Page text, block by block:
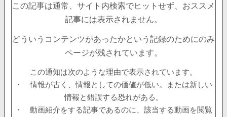
この記事は通常、サイト内検索でヒットせず、おススメ
記事には表示されません。
どういうコンテンツがあったかという記録のためにのみ
ページが残されています。
この通知は次のような理由で表示されています。
・ 情報が古く、情報としての価値が低い。または新しい
情報と錯誤する恐れがある。
・ 動画紹介をする記事であるのに、該当する動画を閲覧